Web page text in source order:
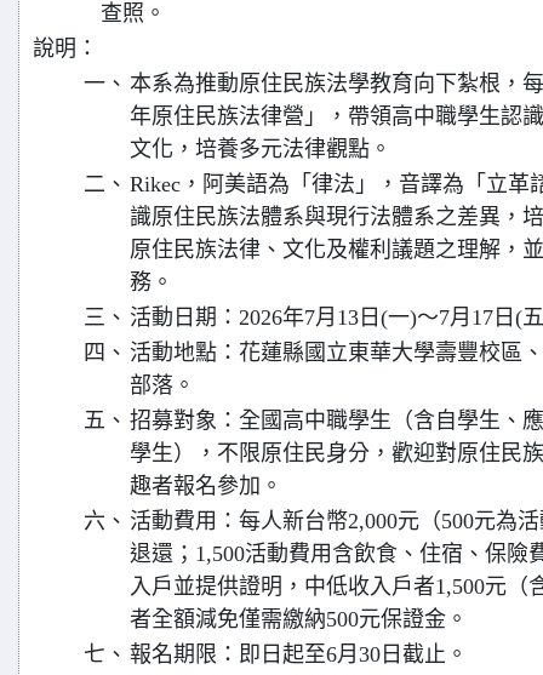
查照。
說明：
一、 本系為推動原住民族法學教育向下紮根，
年原住民族法律營」，帶領高中職學生認
文化，培養多元法律觀點。
二、 Rikec，阿美語為「律法」，音譯為「立革
識原住民族法體系與現行法體系之差異，
原住民族法律、文化及權利議題之理解，
務。
三、 活動日期：2026年7月13日(一)～7月17日(
四、 活動地點：花蓮縣國立東華大學壽豐校區
部落。
五、 招募對象：全國高中職學生（含自學生、
學生），不限原住民身分，歡迎對原住民
趣者報名參加。
六、 活動費用：每人新台幣2,000元（500元為
退還；1,500活動費用含飲食、住宿、保險
入戶並提供證明，中低收入戶者1,500元（
者全額減免僅需繳納500元保證金。
七、 報名期限：即日起至6月30日截止。